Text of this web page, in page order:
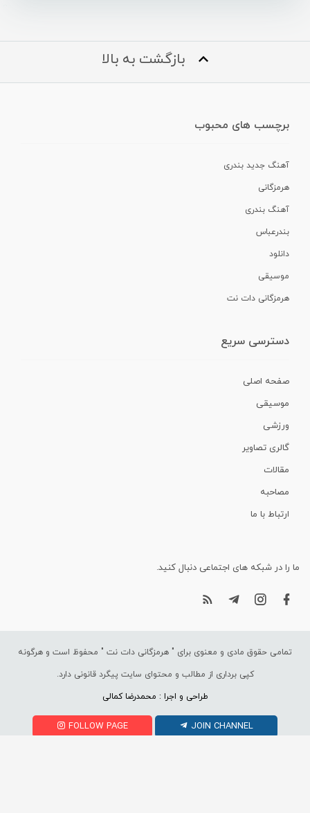
بازگشت به بالا
برچسب های محبوب
آهنگ جدید بندری
هرمزگانی
آهنگ بندری
بندرعباس
دانلود
موسیقی
هرمزگانی دات نت
دسترسی سریع
صفحه اصلی
موسیقی
ورزشی
گالری تصاویر
مقالات
مصاحبه
ارتباط با ما
ما را در شبکه های اجتماعی دنبال کنید.
تمامی حقوق مادی و معنوی برای " هرمزگانی دات نت " محفوظ است و هرگونه
کپی برداری از مطالب و محتوای سایت پیگرد قانونی دارد.
طراحی و اجرا : محمدرضا کمالی
FOLLOW PAGE JOIN CHANNEL